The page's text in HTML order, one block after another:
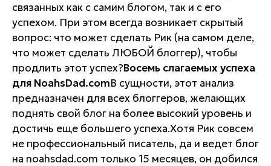
связанных как с самим блогом, так и с его
успехом. При этом всегда возникает скрытый
вопрос: что может сделать Рик (на самом деле,
что может сделать ЛЮБОЙ блоггер), чтобы
продлить этот успех?Восемь слагаемых успеха
для NoahsDad.comВ сущности, этот анализ
предназначен для всех блоггеров, желающих
поднять свой блог на более высокий уровень и
достичь еще большего успеха.Хотя Рик совсем
не профессиональный писатель, да и ведет блог
на noahsdad.com только 15 месяцев, он добился